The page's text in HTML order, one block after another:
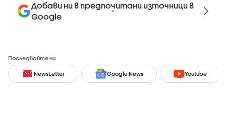
Добави ни в предпочитани източници в
Google
Последвайте ни
NewsLetter Google News Youtube